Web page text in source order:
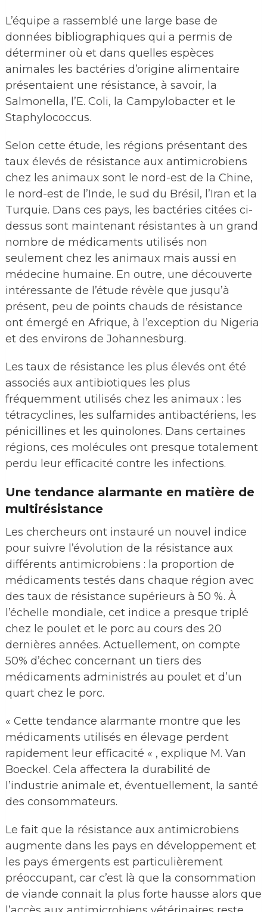
L’équipe a rassemblé une large base de
données bibliographiques qui a permis de
déterminer où et dans quelles espèces
animales les bactéries d’origine alimentaire
présentaient une résistance, à savoir, la
Salmonella, l’E. Coli, la Campylobacter et le
Staphylococcus.
Selon cette étude, les régions présentant des
taux élevés de résistance aux antimicrobiens
chez les animaux sont le nord-est de la Chine,
le nord-est de l’Inde, le sud du Brésil, l’Iran et la
Turquie. Dans ces pays, les bactéries citées ci-
dessus sont maintenant résistantes à un grand
nombre de médicaments utilisés non
seulement chez les animaux mais aussi en
médecine humaine. En outre, une découverte
intéressante de l’étude révèle que jusqu’à
présent, peu de points chauds de résistance
ont émergé en Afrique, à l’exception du Nigeria
et des environs de Johannesburg.
Les taux de résistance les plus élevés ont été
associés aux antibiotiques les plus
fréquemment utilisés chez les animaux : les
tétracyclines, les sulfamides antibactériens, les
pénicillines et les quinolones. Dans certaines
régions, ces molécules ont presque totalement
perdu leur efficacité contre les infections.
Une tendance alarmante en matière de
multirésistance
Les chercheurs ont instauré un nouvel indice
pour suivre l’évolution de la résistance aux
différents antimicrobiens : la proportion de
médicaments testés dans chaque région avec
des taux de résistance supérieurs à 50 %. À
l’échelle mondiale, cet indice a presque triplé
chez le poulet et le porc au cours des 20
dernières années. Actuellement, on compte
50% d’échec concernant un tiers des
médicaments administrés au poulet et d’un
quart chez le porc.
« Cette tendance alarmante montre que les
médicaments utilisés en élevage perdent
rapidement leur efficacité « , explique M. Van
Boeckel. Cela affectera la durabilité de
l’industrie animale et, éventuellement, la santé
des consommateurs.
Le fait que la résistance aux antimicrobiens
augmente dans les pays en développement et
les pays émergents est particulièrement
préoccupant, car c’est là que la consommation
de viande connait la plus forte hausse alors que